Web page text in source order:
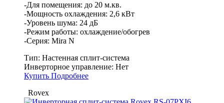
-Для помещения: до 20 м.кв.
-Мощность охлаждения: 2,6 кВт
-Уровень шума: 24 дБ
-Режим работы: охлаждение/обогрев
-Серия: Mira N
Тип: Настенная сплит-система
Инверторное управление: Нет
Купить Подробнее
Rovex